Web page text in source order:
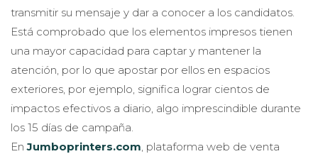
transmitir su mensaje y dar a conocer a los candidatos.
Está comprobado que los elementos impresos tienen
una mayor capacidad para captar y mantener la
atención, por lo que apostar por ellos en espacios
exteriores, por ejemplo, significa lograr cientos de
impactos efectivos a diario, algo imprescindible durante
los 15 días de campaña.
EnJumboprinters.com , plataforma web de venta